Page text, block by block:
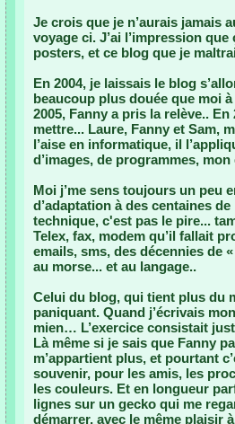
Je crois que je n’aurais jamais
voyage ci. J’ai l’impression
posters, et ce blog que je
En 2004, je laissais le blog
beaucoup plus douée que moi
2005, Fanny a pris la relève.. En
mettre... Laure, Fanny et Sam,
l’aise en informatique, il
d’images, de programmes, mon
Moi j’me sens toujours un peu
d’adaptation à des centaines
technique, c'est pas le pire...
Telex, fax, modem qu’il fallait
emails, sms, des décennies de
au morse... et au langage..
Celui du blog, qui tient plus du
paniquant. Quand j’écrivais
mien… L’exercice consistait
Là même si je sais que Fanny
m’appartient plus, et pourtant
souvenir, pour les amis, les
les couleurs. Et en longueur
lignes sur un gecko qui me
démarrer, avec le même plaisir